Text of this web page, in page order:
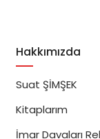
Hakkımızda
Suat ŞİMŞEK
Kitaplarım
İmar Davaları